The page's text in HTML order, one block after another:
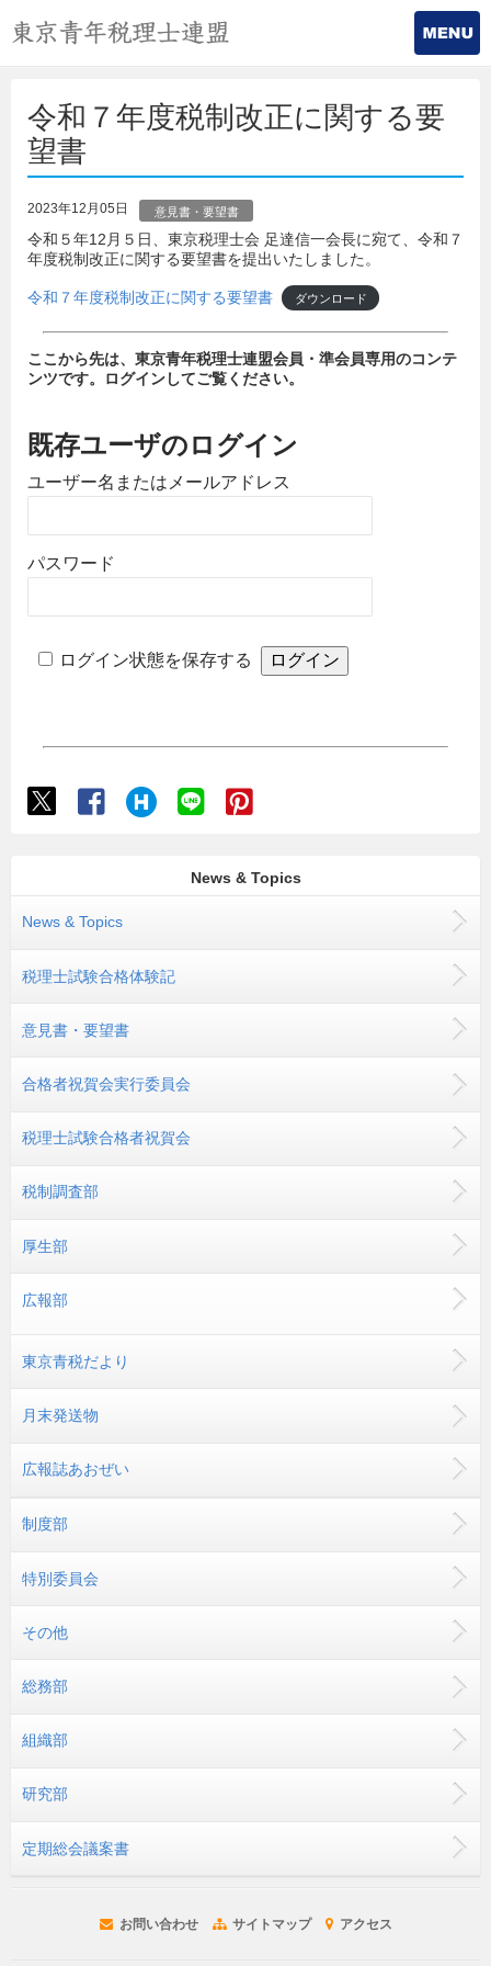
令和７年度税制改正に関する要
望書
2023年12月05日 意見書・要望書
令和５年12月５日、東京税理士会 足達信一会長に宛て、令和７
年度税制改正に関する要望書を提出いたしました。
令和７年度税制改正に関する要望書 ダウンロード
ここから先は、東京青年税理士連盟会員・準会員専用のコンテ
ンツです。ログインしてご覧ください。
既存ユーザのログイン
ユーザー名またはメールアドレス
パスワード
ログイン状態を保存する
News & Topics
News & Topics
税理士試験合格体験記
意見書・要望書
合格者祝賀会実行委員会
税理士試験合格者祝賀会
税制調査部
厚生部
広報部
東京青税だより
月末発送物
広報誌あおぜい
制度部
特別委員会
その他
総務部
組織部
研究部
定期総会議案書
お問い合わせ サイトマップ アクセス